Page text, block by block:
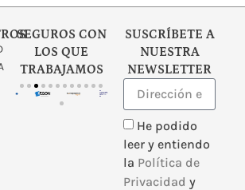
SEGUROS CON
LOS QUE
TRABAJAMOS
SUSCRÍBETE A
NUESTRA
NEWSLETTER
He podido
leer y entiendo
la Política de
Privacidad y